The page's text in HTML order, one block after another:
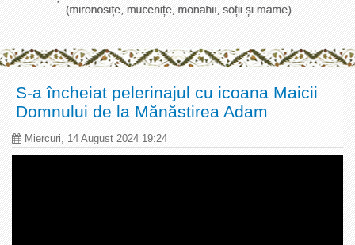
S-a încheiat pelerinajul cu icoana Maicii
Domnului de la Mănăstirea Adam
Miercuri, 14 August 2024 19:24